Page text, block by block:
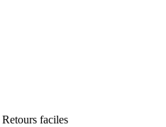
Retours faciles